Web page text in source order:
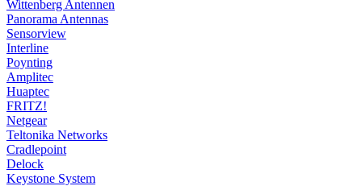
Wittenberg Antennen
Panorama Antennas
Sensorview
Interline
Poynting
Amplitec
Huaptec
FRITZ!
Netgear
Teltonika Networks
Cradlepoint
Delock
Keystone System